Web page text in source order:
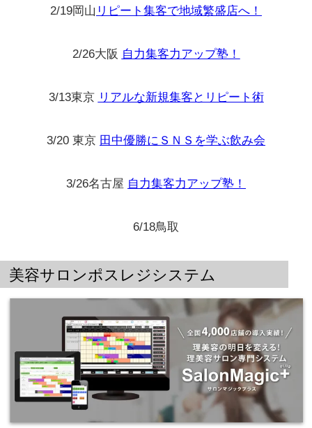
2/19岡山 リピート集客で地域繁盛店へ！
2/26大阪 自力集客力アップ塾！
3/13東京 リアルな新規集客とリピート術
3/20 東京 田中優勝にＳＮＳを学ぶ飲み会
3/26名古屋 自力集客力アップ塾！
6/18鳥取
美容サロンポスレジシステム